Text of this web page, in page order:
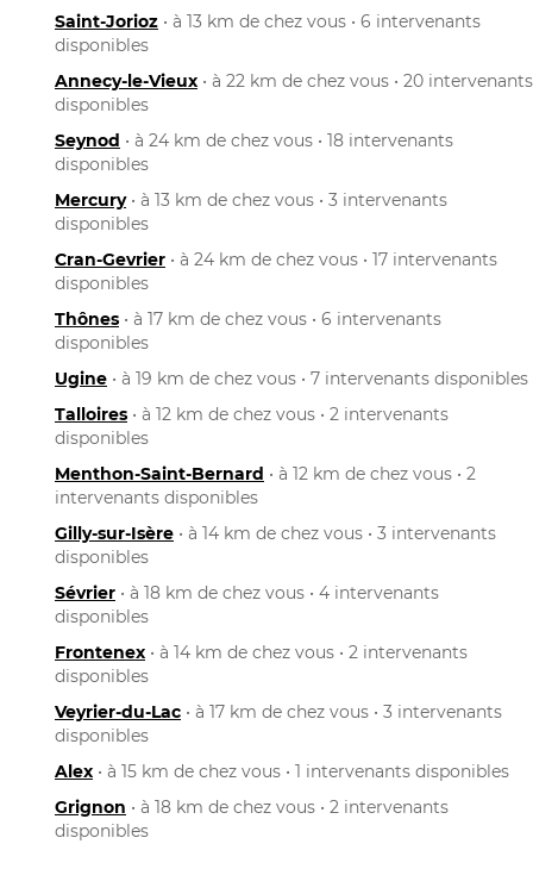
Saint-Jorioz • à 13 km de chez vous • 6 intervenants
disponibles
Annecy-le-Vieux • à 22 km de chez vous • 20 intervenants
disponibles
Seynod • à 24 km de chez vous • 18 intervenants
disponibles
Mercury• à 13 km de chez vous • 3 intervenants
disponibles
Cran-Gevrier • à 24 km de chez vous • 17 intervenants
disponibles
Thônes • à 17 km de chez vous • 6 intervenants
disponibles
Ugine • à 19 km de chez vous • 7 intervenants disponibles
Talloires • à 12 km de chez vous • 2 intervenants
disponibles
Menthon-Saint-Bernard • à 12 km de chez vous • 2
intervenants disponibles
Gilly-sur-Isère • à 14 km de chez vous • 3 intervenants
disponibles
Sévrier • à 18 km de chez vous • 4 intervenants
disponibles
Frontenex • à 14 km de chez vous • 2 intervenants
disponibles
Veyrier-du-Lac • à 17 km de chez vous • 3 intervenants
disponibles
Alex • à 15 km de chez vous • 1 intervenants disponibles
Grignon • à 18 km de chez vous • 2 intervenants
disponibles